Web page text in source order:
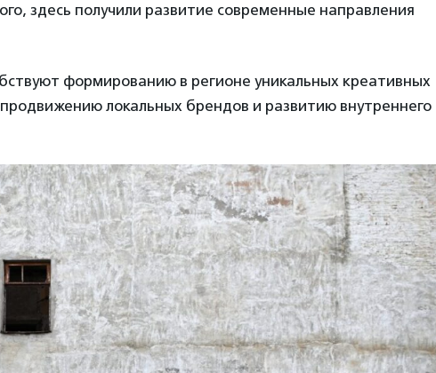
здесь получили развитие современные направления
формированию в регионе уникальных креативных
локальных брендов и развитию внутреннего